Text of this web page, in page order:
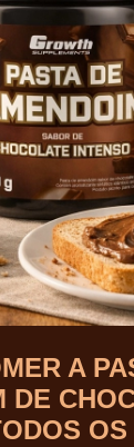
A
DE